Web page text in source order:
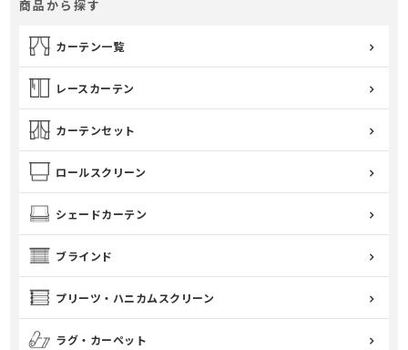
商品から探す
カーテン一覧
レースカーテン
カーテンセット
ロールスクリーン
シェードカーテン
ブラインド
プリーツ・ハニカムスクリーン
ラグ・カーペット